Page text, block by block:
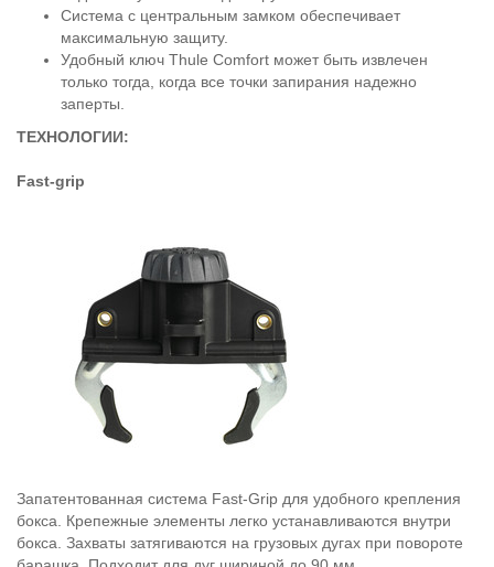
Система с центральным замком обеспечивает
максимальную защиту.
Удобный ключ Thule Comfort может быть извлечен
только тогда, когда все точки запирания надежно
заперты.
ТЕХНОЛОГИИ:
Fast-grip
Запатентованная система Fast-Grip для удобного крепления
бокса. Крепежные элементы легко устанавливаются внутри
бокса. Захваты затягиваются на грузовых дугах при повороте